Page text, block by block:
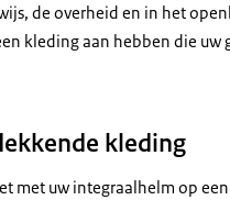
de overheid en in het
kleding aan hebben die uw
kleding
met uw integraalhelm op